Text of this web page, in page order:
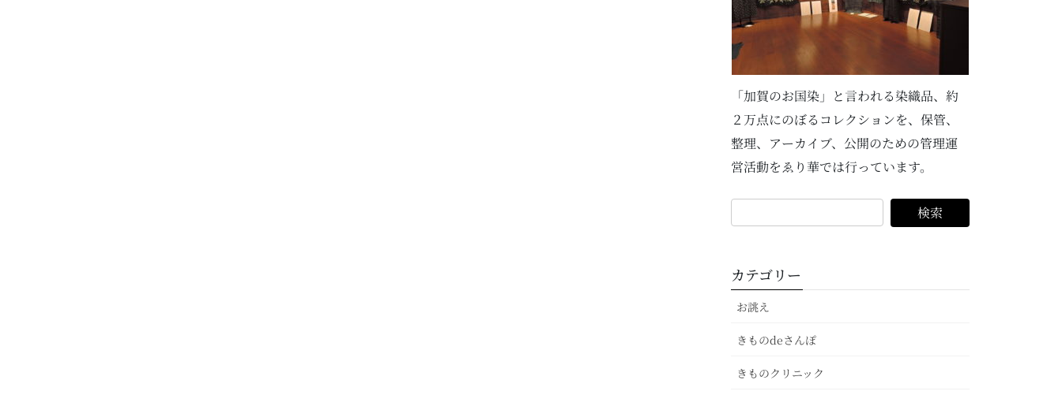
「加賀のお国染」と言われる染織品、約
２万点にのぼるコレクションを、保管、
整理、アーカイブ、公開のための管理運
営活動をゑり華では行っています。
カテゴリー
お誂え
きものdeさんぽ
きものクリニック